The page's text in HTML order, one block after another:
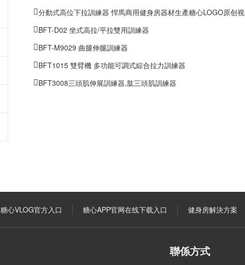
分動式高位下拉訓練器 悍馬商用健身房器材生產糖心LOGO原创视频 BFT5020
BFT-D02 坐式高拉/平拉雙用訓練器
BFT-M9029 曲腿伸腿訓練器
BFT1015 雙臂機 多功能可調式綜合拉力訓練器
BFT3008三頭肌伸展訓練器,肱三頭肌訓練器
糖心VLOG官方入口 糖心APP官网在线下载入口 健身房解決方案
聯係方式